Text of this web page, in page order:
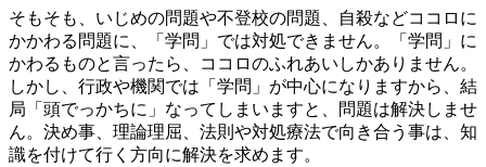
そもそも、いじめの問題や不登校の問題、自殺などココロに
かかわる問題に、「学問」では対処できません。「学問」に
かわるものと言ったら、ココロのふれあいしかありません。
しかし、行政や機関では「学問」が中心になりますから、結
局「頭でっかちに」なってしまいますと、問題は解決しませ
ん。決め事、理論理屈、法則や対処療法で向き合う事は、知
識を付けて行く方向に解決を求めます。